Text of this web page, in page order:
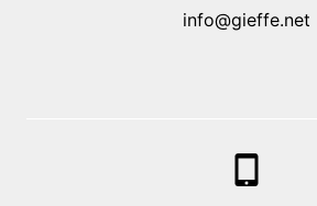
info@gieffe.net